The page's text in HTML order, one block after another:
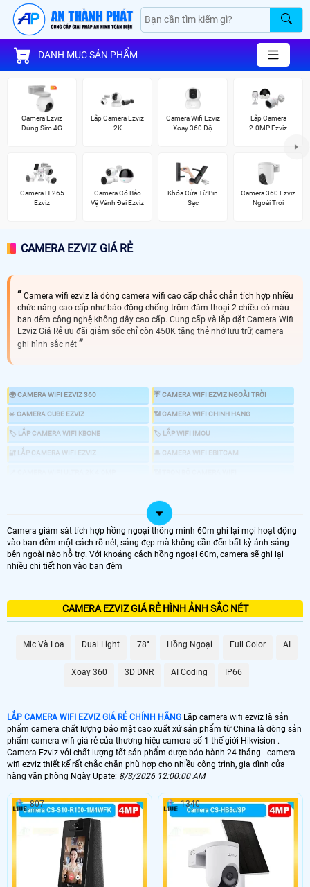
DANH MỤC SẢN PHẨM
Camera Ezviz
Dùng Sim 4G
Lắp Camera Ezviz
2K
Camera Wifi Ezviz
Xoay 360 Độ
Lắp Camera
2.0MP Ezviz
Camera H.265
Ezviz
Camera Có Bảo
Vệ Vành Đai Ezviz
Khóa Cửa Từ Pin
Sạc
Camera 360 Ezviz
Ngoài Trời
CAMERA EZVIZ GIÁ RẺ
Camera wifi ezviz là dòng camera wifi cao cấp chắc chắn tích hợp nhiều
chức năng cao cấp như báo động chống trộm đàm thoại 2 chiều có màu
ban đêm công nghệ không dây cao cấp. Cung cấp và lắp đặt Camera Wifi
Ezviz Giá Rẻ ưu đãi giảm sốc chỉ còn 450K tặng thẻ nhớ lưu trữ, camera
ghi hình sắc nét
🌍 CAMERA WIFI EZVIZ 360 ☔ CAMERA WIFI EZVIZ NGOÀI TRỜI
☀️ CAMERA CUBE EZVIZ 📶 CAMERA WIFI CHINH HANG
🏷 LẮP CAMERA WIFI KBONE 🏷 LẮP WIFI IMOU
🔐 LẮP CAMERA WIFI EZVIZ 🔔 CAMERA WIFI EBITCAM
💎 CAMERA WIFI NHỎ GỌN CUBE
🌵 MẪU CAMERA EZVIZ KHÁCH ƯA CHUỘNG
💦 Camera wifi Ezviz được nhiều khách hàng tin dùng nhờ thiết kế chắc chắn,
hình ảnh sắc nét, tuổi thọ cao, công nghệ hiện đại, âm thanh 2 chiều, phần
CAMERA WIFI EZVIZ
XEM SẢN PHẨM
Ultra 2K Lite – Được chọn nhiều cho ngoài trời, công trình giá rẻ
🔊 Camera Gọi Điện EZVIZ CS-TY1-R105-8G8WF (8MP)
CS-TY1-R105-8G8WF
Siêu sắc nét 8.0 MP Ultra 4K – Phù hợp cho dự án chuyên dụng trong nhà
📶 Camera Gọi Điện CS-TY1-R105-1J5WF (5MP)
CS-TY1-R105-1J5WF
Camera giám sát tích hợp hồng ngoại thông minh 60m ghi lại mọi hoạt động
vào ban đêm một cách rõ nét, sáng đẹp mà không cần đến bất kỳ ánh sáng
bên ngoài nào hỗ trợ. Với khoảng cách hồng ngoại 60m, camera sẽ ghi lại
nhiều chi tiết hơn vào ban đêm
CAMERA EZVIZ GIÁ RẺ HÌNH ẢNH SẮC NÉT
Mic Và Loa Dual Light 78° Hồng Ngoại Full Color AI
Xoay 360 3D DNR AI Coding IP66
LẮP CAMERA WIFI EZVIZ GIÁ RẺ CHÍNH HÃNG Lắp camera wifi ezviz là sản
phẩm camera chất lượng bảo mật cao xuất xứ sản phẩm từ China là dòng sản
phẩm camera wifi giá rẻ của thương hiệu camera số 1 thế giới Hikvision .
Camera Ezviz với chất lượng tốt sản phẩm được bảo hành 24 tháng . camera
wifi ezviz thiết kế rất chắc chắn phù hợp cho nhiều công trình, gia đình cửa
hàng văn phòng Ngày Upate: 8/3/2026 12:00:00 AM
807 1340